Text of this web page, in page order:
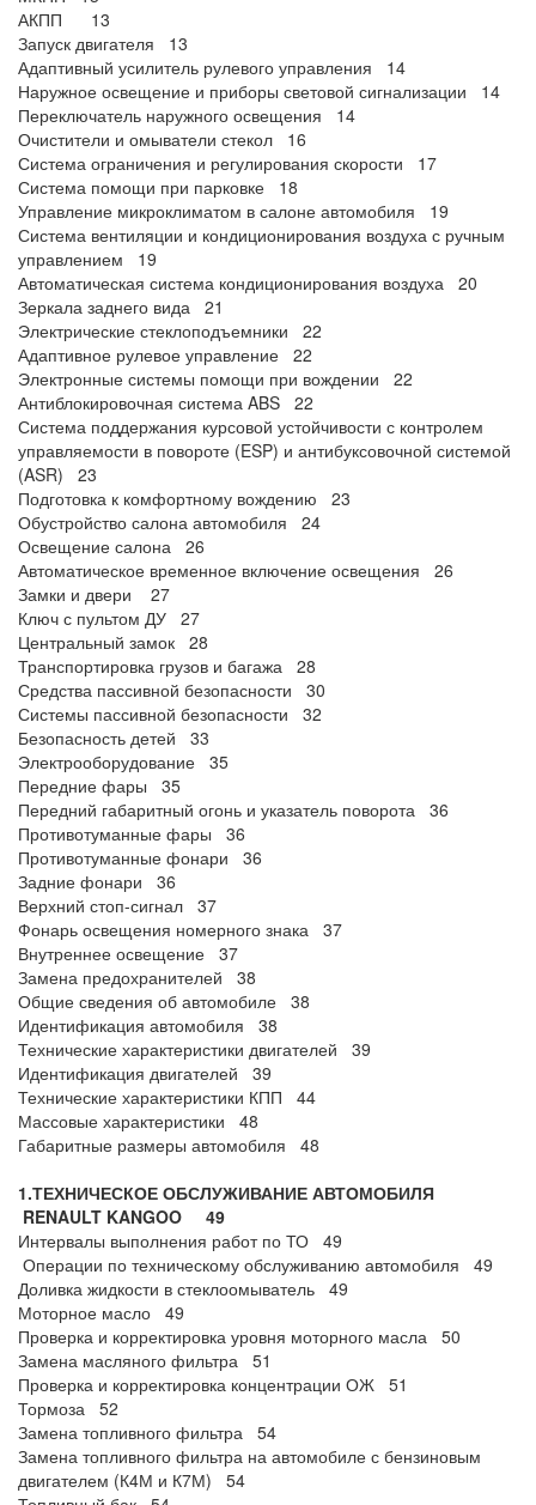
АКПП 13
Запуск двигателя 13
Адаптивный усилитель рулевого управления 14
Наружное освещение и приборы световой сигнализации 14
Переключатель наружного освещения 14
Очистители и омыватели стекол 16
Система ограничения и регулирования скорости 17
Система помощи при парковке 18
Управление микроклиматом в салоне автомобиля 19
Система вентиляции и кондиционирования воздуха с ручным
управлением 19
Автоматическая система кондиционирования воздуха 20
Зеркала заднего вида 21
Электрические стеклоподъемники 22
Адаптивное рулевое управление 22
Электронные системы помощи при вождении 22
Антиблокировочная система ABS 22
Система поддержания курсовой устойчивости с контролем
управляемости в повороте (ESP) и антибуксовочной системой
(ASR) 23
Подготовка к комфортному вождению 23
Обустройство салона автомобиля 24
Освещение салона 26
Автоматическое временное включение освещения 26
Замки и двери 27
Ключ с пультом ДУ 27
Центральный замок 28
Транспортировка грузов и багажа 28
Средства пассивной безопасности 30
Системы пассивной безопасности 32
Безопасность детей 33
Электрооборудование 35
Передние фары 35
Передний габаритный огонь и указатель поворота 36
Противотуманные фары 36
Противотуманные фонари 36
Задние фонари 36
Верхний стоп-сигнал 37
Фонарь освещения номерного знака 37
Внутреннее освещение 37
Замена предохранителей 38
Общие сведения об автомобиле 38
Идентификация автомобиля 38
Технические характеристики двигателей 39
Идентификация двигателей 39
Технические характеристики КПП 44
Массовые характеристики 48
Габаритные размеры автомобиля 48
1.ТЕХНИЧЕСКОЕ ОБСЛУЖИВАНИЕ АВТОМОБИЛЯ
RENAULT KANGOO 49
Интервалы выполнения работ по ТО 49
Операции по техническому обслуживанию автомобиля 49
Доливка жидкости в стеклоомыватель 49
Моторное масло 49
Проверка и корректировка уровня моторного масла 50
Замена масляного фильтра 51
Проверка и корректировка концентрации ОЖ 51
Тормоза 52
Замена топливного фильтра 54
Замена топливного фильтра на автомобиле с бензиновым
двигателем (К4М и К7М) 54